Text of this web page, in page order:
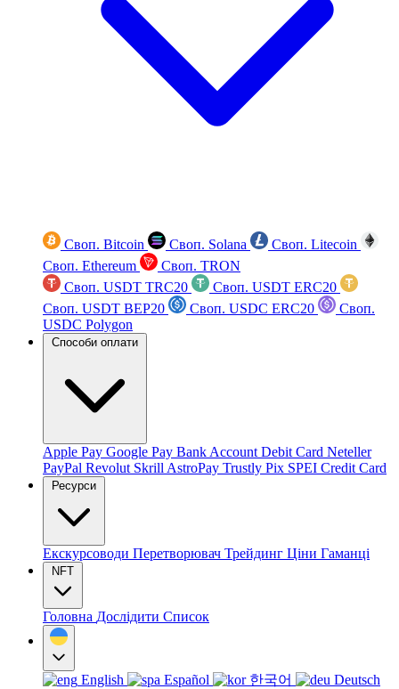
Своп. Bitcoin Своп. Solana
Своп. Litecoin
Своп. Ethereum
Своп. TRON
Своп. USDT TRC20
Своп. USDT ERC20
Своп. USDT BEP20
Своп. USDC ERC20
Своп.
USDC Polygon
Способи оплати
Apple Pay Google Pay Bank Account Debit Card Neteller
PayPal Revolut Skrill AstroPay Trustly Pix SPEI Credit Card
Ресурси
Екскурсоводи Перетворювач Трейдинг Ціни Гаманці
NFT
Головна Дослідити Список
English Español 한국어
Deutsch